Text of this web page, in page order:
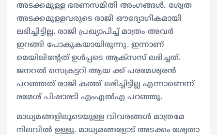
അടക്കമുള്ള ഭരണസമിതി അംഗങ്ങൾ. ശ്വേത
അടക്കമുള്ളവരുടെ രാജി ഔദ്യോഗികമായി
ലഭിച്ചിട്ടില്ല. രാജി പ്രഖ്യാപിച്ച് മാത്രം അവർ
ഇറങ്ങി പോകുകയായിരുന്നു. ഇന്നാണ്
മെയിലിന്റേത് ഉൾപ്പടെ ആക്സസ് ലഭിച്ചത്.
ജനറൽ സെക്രട്ടറി ആയ ക്ക് പരമേശ്വരൻ
പറഞ്ഞത് രാജി കത്ത് ലഭിച്ചിട്ടില്ല എന്നാണെന്ന്
രമേശ് പിഷാരടി എംഎൽഎ പറഞ്ഞു.
മാധ്യമങ്ങളിലൂടെയുള്ള വിവരങ്ങൾ മാത്രമേ
നിലവിൽ ഉള്ളു. മാധ്യമങ്ങളോട് അടക്കം ശ്വേതാ